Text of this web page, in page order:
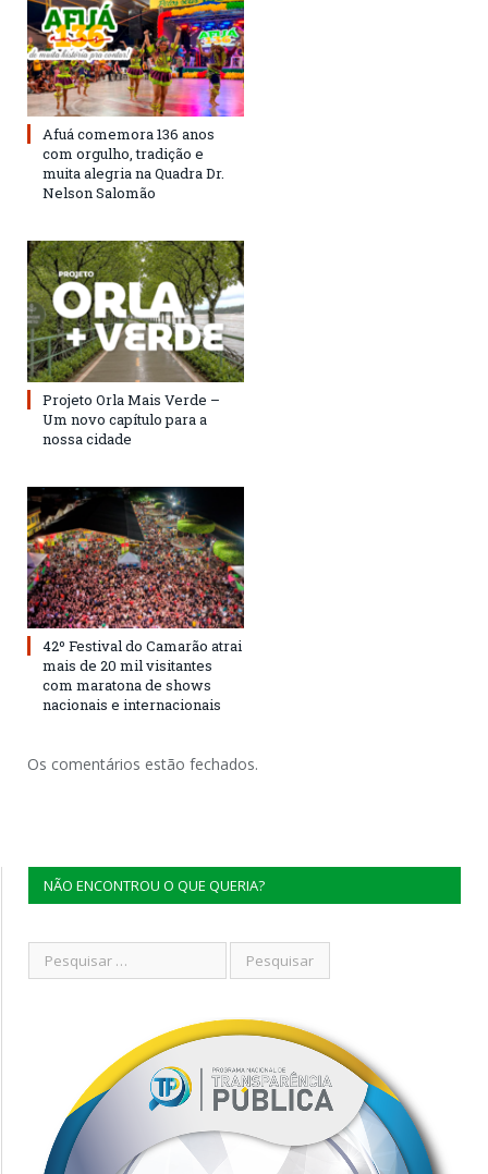
Afuá comemora 136 anos
com orgulho, tradição e
muita alegria na Quadra Dr.
Nelson Salomão
Projeto Orla Mais Verde –
Um novo capítulo para a
nossa cidade
42º Festival do Camarão atrai
mais de 20 mil visitantes
com maratona de shows
nacionais e internacionais
Os comentários estão fechados.
NÃO ENCONTROU O QUE QUERIA?